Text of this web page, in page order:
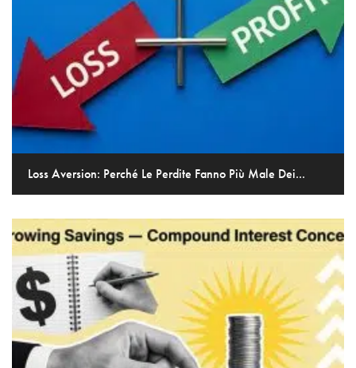
Loss Aversion: Perché Le Perdite Fanno Più Male Dei...